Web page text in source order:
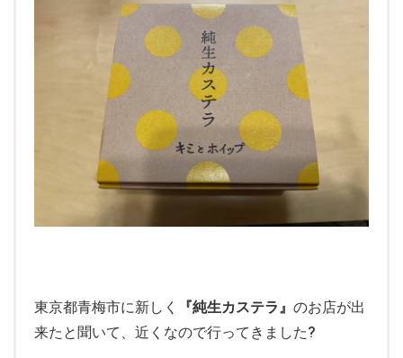
東京都青梅市に新しく 『純生カステラ』 のお店が出
来たと聞いて、近くなので行ってきました?